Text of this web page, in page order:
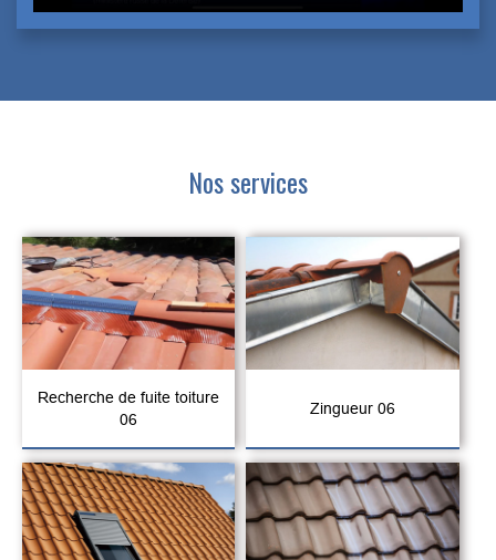
Nos services
Recherche de fuite toiture
06
Zingueur 06